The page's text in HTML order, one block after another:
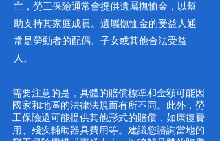
亡，勞工保險通常會提供遺屬撫恤金，以幫
助支持其家庭成員。遺屬撫恤金的受益人通
常是勞動者的配偶、子女或其他合法受益
人。
需要注意的是，具體的賠償標準和金額可能因
國家和地區的法律法規而有所不同。此外，勞
工保險還可能提供其他形式的賠償，如康復費
用、殘疾輔助器具費用等。建議您諮詢當地的